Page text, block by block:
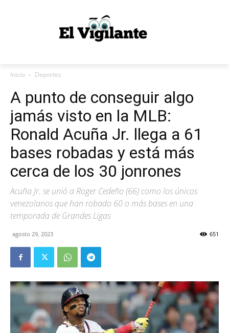
Inicio Deportes
A punto de conseguir algo
jamás visto en la MLB:
Ronald Acuña Jr. llega a 61
bases robadas y está más
cerca de los 30 jonrones
Acuña Jr. se unió a Roger Cedeño (66) como los únicos
venezolanos que han robado 60 o más bases en una
temporada de Grandes Ligas
agosto 29, 2023 651